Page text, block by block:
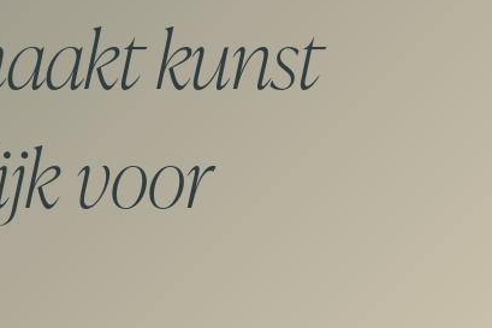
kunst
voor